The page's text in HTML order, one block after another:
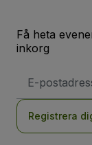
Få heta
inkorg
postadress
Registrera